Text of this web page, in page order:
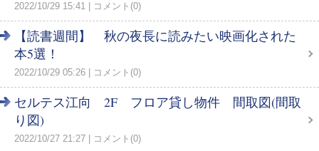
2022/10/29 15:41 コメント(0)
【読書週間】 秋の夜長に読みたい映画化された
本5選！
2022/10/29 05:26 コメント(0)
セルテス江向 2F フロア貸し物件 間取図(間取
り図)
2022/10/27 21:27 コメント(0)